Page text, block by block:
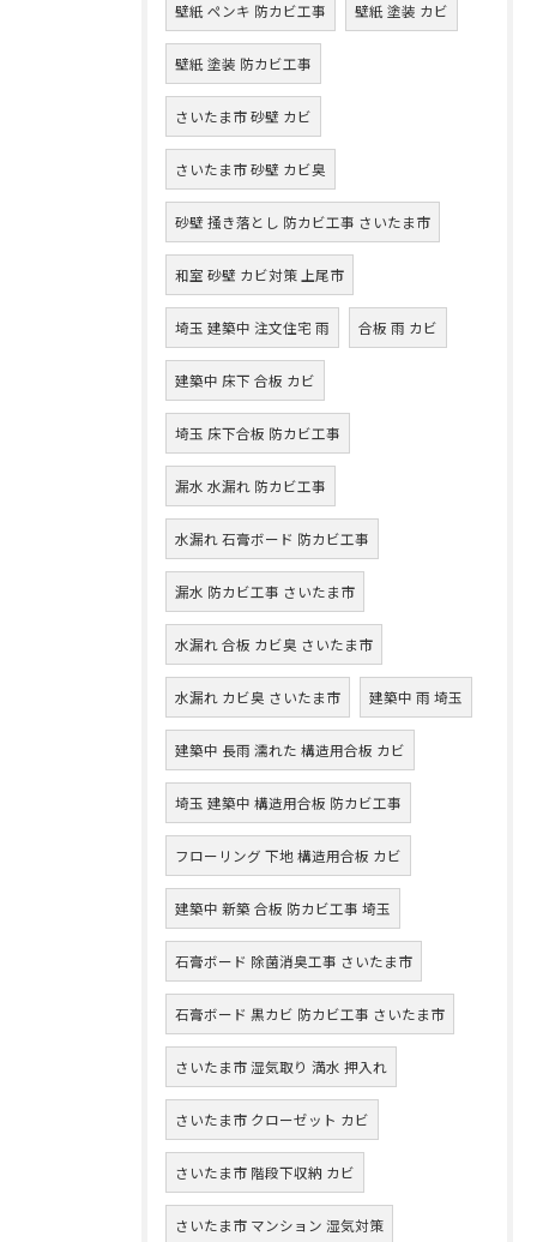
壁紙 ペンキ 防カビ工事 壁紙 塗装 カビ
壁紙 塗装 防カビ工事
さいたま市 砂壁 カビ
さいたま市 砂壁 カビ臭
砂壁 掻き落とし 防カビ工事 さいたま市
和室 砂壁 カビ対策 上尾市
埼玉 建築中 注文住宅 雨 合板 雨 カビ
建築中 床下 合板 カビ
埼玉 床下合板 防カビ工事
漏水 水漏れ 防カビ工事
水漏れ 石膏ボード 防カビ工事
漏水 防カビ工事 さいたま市
水漏れ 合板 カビ臭 さいたま市
水漏れ カビ臭 さいたま市 建築中 雨 埼玉
建築中 長雨 濡れた 構造用合板 カビ
埼玉 建築中 構造用合板 防カビ工事
フローリング 下地 構造用合板 カビ
建築中 新築 合板 防カビ工事 埼玉
石膏ボード 除菌消臭工事 さいたま市
石膏ボード 黒カビ 防カビ工事 さいたま市
さいたま市 湿気取り 満水 押入れ
さいたま市 クローゼット カビ
さいたま市 階段下収納 カビ
さいたま市 マンション 湿気対策